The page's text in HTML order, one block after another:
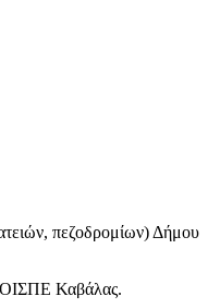
πεζοδρομίων) Δήμου
Καβάλας.